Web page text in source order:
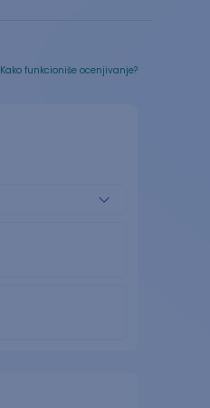
Kako funkcioniše ocenjivanje?